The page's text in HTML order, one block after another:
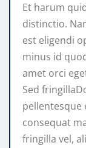
Et harum
distinctio.
est eligendi
minus id
amet orci
Sed
pellentesque
consequat
fringilla vel,